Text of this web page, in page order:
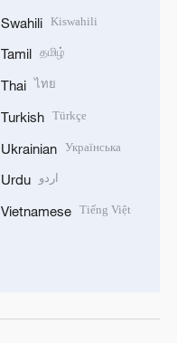
Swahili Kiswahili
Tamil தமிழ்
Thai ไทย
Turkish Türkçe
Ukrainian Українська
Urdu اردو
Vietnamese Tiếng Việt